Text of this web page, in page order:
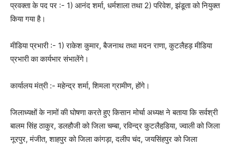
प्रवक्ता के पद पर :- 1) आनंद शर्मा, धर्मशाला तथा 2) परिवेश, झंडूता को नियुक्त
किया गया है।
मीडिया प्रभारी :- 1) राकेश कुमार, बैजनाथ तथा मदन राणा, कुटलैहड़ मीडिया
प्रभारी का कार्यभार संभालेंगे।
कार्यालय मंत्री :- महेन्द्र शर्मा, शिमला ग्रामीण, होंगे।
जिलाध्यक्षों के नामों की घोषणा करते हुए किसान मोर्चा अध्यक्ष ने बताया कि सर्वश्री
बालम सिंह ठाकुर, डलहौजी को जिला चम्बा, रविन्द्र कुटलैहडि़या, ज्वाली को जिला
नूरपुर, मंजीत, शाहपुर को जिला कांगड़ा, दलीप चंद, जयसिंहपुर को जिला